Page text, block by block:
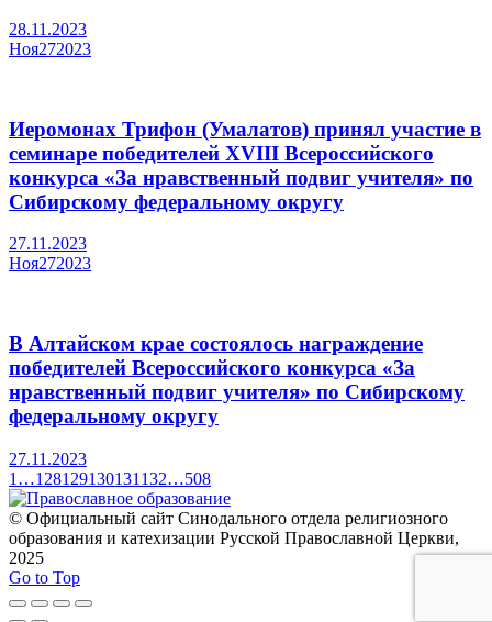
28.11.2023
Ноя272023
Иеромонах Трифон (Умалатов) принял участие в
семинаре победителей XVIII Всероссийского
конкурса «За нравственный подвиг учителя» по
Сибирскому федеральному округу
27.11.2023
Ноя272023
В Алтайском крае состоялось награждение
победителей Всероссийского конкурса «За
нравственный подвиг учителя» по Сибирскому
федеральному округу
27.11.2023
1 …128129130131 132…508
© Официальный сайт Синодального отдела религиозного
образования и катехизации Русской Православной Церкви,
2025
Go to Top